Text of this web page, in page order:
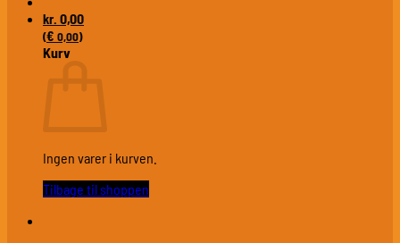
kr. 0,00
(€ 0,00)
Kurv
Ingen varer i kurven.
Tilbage til shoppen